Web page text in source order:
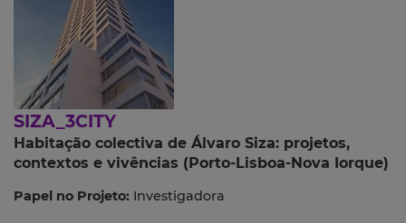
SIZA_3CITY
Habitação colectiva de Álvaro Siza: projetos,
contextos e vivências (Porto-Lisboa-Nova Iorque)
Papel no Projeto: Investigadora